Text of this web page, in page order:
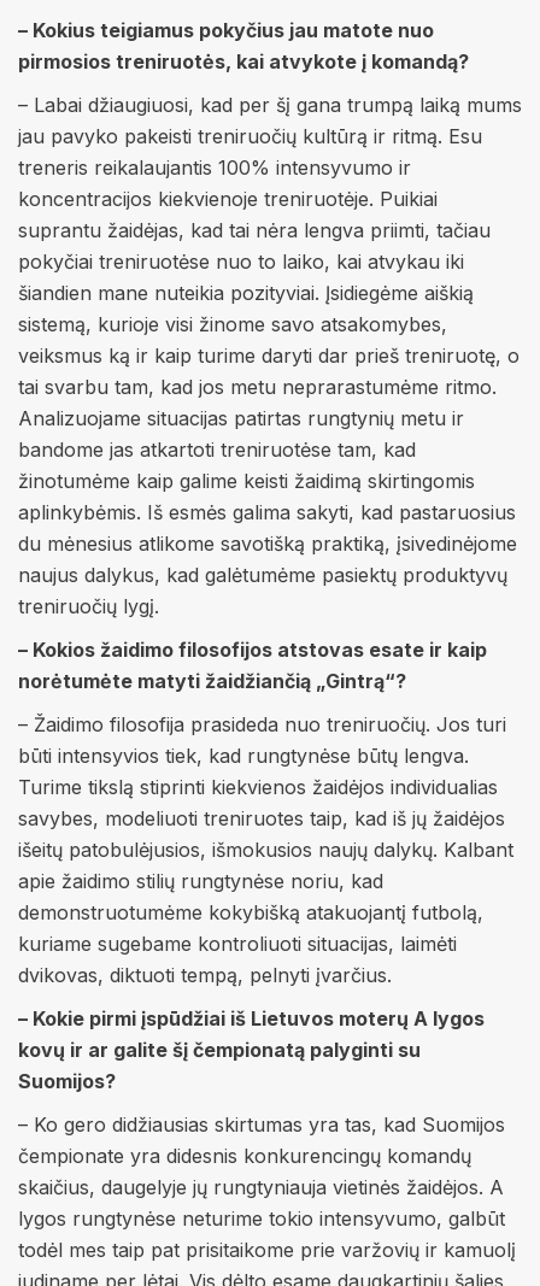
– Kokius teigiamus pokyčius jau matote nuo
pirmosios treniruotės, kai atvykote į komandą?
– Labai džiaugiuosi, kad per šį gana trumpą laiką mums
jau pavyko pakeisti treniruočių kultūrą ir ritmą. Esu
treneris reikalaujantis 100% intensyvumo ir
koncentracijos kiekvienoje treniruotėje. Puikiai
suprantu žaidėjas, kad tai nėra lengva priimti, tačiau
pokyčiai treniruotėse nuo to laiko, kai atvykau iki
šiandien mane nuteikia pozityviai. Įsidiegėme aiškią
sistemą, kurioje visi žinome savo atsakomybes,
veiksmus ką ir kaip turime daryti dar prieš treniruotę, o
tai svarbu tam, kad jos metu neprarastumėme ritmo.
Analizuojame situacijas patirtas rungtynių metu ir
bandome jas atkartoti treniruotėse tam, kad
žinotumėme kaip galime keisti žaidimą skirtingomis
aplinkybėmis. Iš esmės galima sakyti, kad pastaruosius
du mėnesius atlikome savotišką praktiką, įsivedinėjome
naujus dalykus, kad galėtumėme pasiektų produktyvų
treniruočių lygį.
– Kokios žaidimo filosofijos atstovas esate ir kaip
norėtumėte matyti žaidžiančią „Gintrą“?
– Žaidimo filosofija prasideda nuo treniruočių. Jos turi
būti intensyvios tiek, kad rungtynėse būtų lengva.
Turime tikslą stiprinti kiekvienos žaidėjos individualias
savybes, modeliuoti treniruotes taip, kad iš jų žaidėjos
išeitų patobulėjusios, išmokusios naujų dalykų. Kalbant
apie žaidimo stilių rungtynėse noriu, kad
demonstruotumėme kokybišką atakuojantį futbolą,
kuriame sugebame kontroliuoti situacijas, laimėti
dvikovas, diktuoti tempą, pelnyti įvarčius.
– Kokie pirmi įspūdžiai iš Lietuvos moterų A lygos
kovų ir ar galite šį čempionatą palyginti su
Suomijos?
– Ko gero didžiausias skirtumas yra tas, kad Suomijos
čempionate yra didesnis konkurencingų komandų
skaičius, daugelyje jų rungtyniauja vietinės žaidėjos. A
lygos rungtynėse neturime tokio intensyvumo, galbūt
todėl mes taip pat prisitaikome prie varžovių ir kamuolį
judiname per lėtai. Vis dėlto esame daugkartinių šalies